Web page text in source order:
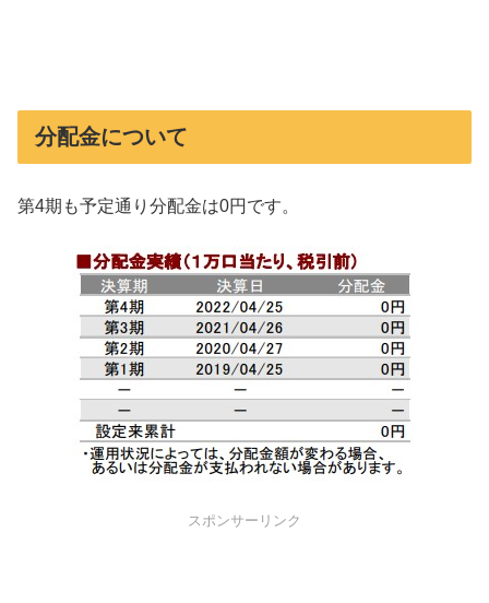
分配金について
第4期も予定通り分配金は0円です。
スポンサーリンク